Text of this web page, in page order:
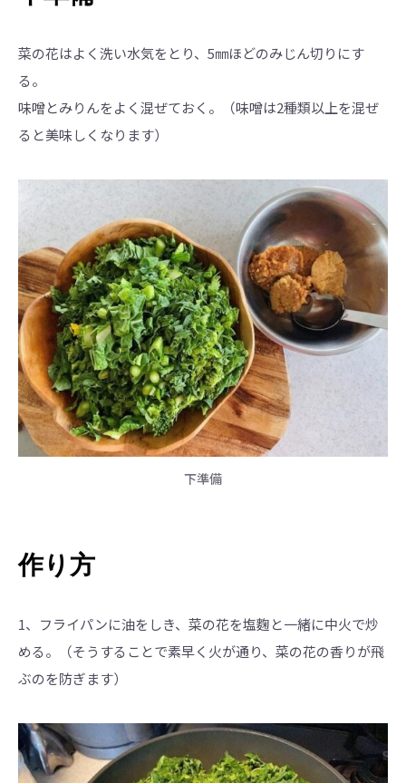
菜の花はよく洗い水気をとり、5㎜ほどのみじん切りにす
る。
味噌とみりんをよく混ぜておく。（味噌は2種類以上を混ぜ
ると美味しくなります）
下準備
作り方
1、フライパンに油をしき、菜の花を塩麴と一緒に中火で炒
める。（そうすることで素早く火が通り、菜の花の香りが飛
ぶのを防ぎます）